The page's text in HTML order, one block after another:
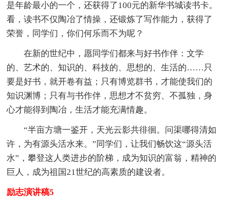
是年龄最小的一个，还获得了100元的新华书城读书卡。
看，读书不仅陶冶了情操，还锻炼了写作能力，获得了
荣誉，同学们，你们何乐而不为呢？
在新的世纪中，愿同学们都来与好书作伴：文学
的、艺术的、知识的、科技的、思想的、生活的……只
要是好书，就开卷有益；只有博览群书，才能使我们的
知识渊博；只有与书作伴，思想才不贫穷、不孤独，身
心才能得到陶冶，生活才能充满情趣。
“半亩方塘一鉴开，天光云影共徘徊。问渠哪得清如
许，为有源头活水来。”同学们，让我们畅饮这“源头活
水”，攀登这人类进步的阶梯，成为知识的富翁，精神的
巨人，成为祖国21世纪的高素质的建设者。
励志演讲稿5